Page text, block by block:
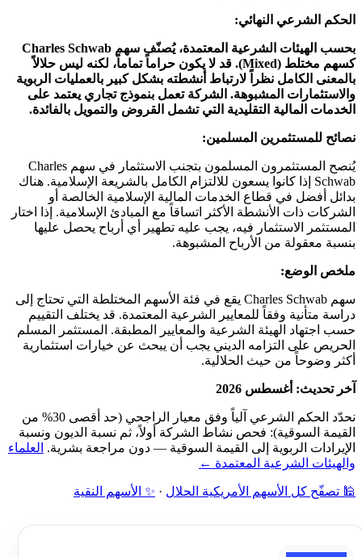
الحكم الشرعي النهائي:
بحسب الهيئات الشرعية المعتمدة، يُصنّف سهم Charles Schwab
كسهم مختلط (Mixed). قد لا يكون حراماً تماماً، لكنه ليس حلالاً
بالمعنى الكامل نظراً لارتباط أنشطته بشكل كبير بالعمليات الربوية
والاستثمارات المشبوهة. الشركة تعمل بنموذج تجاري يعتمد على
الخدمات المالية التقليدية التي تشمل القروض والتمويل بالفائدة.
نصائح للمستثمرين المسلمين:
يُنصح المستثمرون المسلمون بتجنب الاستثمار في سهم Charles
Schwab إذا كانوا يسعون للالتزام الكامل بالشريعة الإسلامية. هناك
بدائل أفضل في قطاع الخدمات المالية الإسلامية الخالصة أو
الشركات ذات الأنشطة الأكثر اتساقاً مع المبادئ الإسلامية. إذا اختار
المستثمر الاستثمار فيه، يجب عليه تطهير أي أرباح يحصل عليها
بنسبة معقولة من الأرباح المشبوهة.
ملخص الوضع:
سهم Charles Schwab يقع في فئة الأسهم المختلطة التي تحتاج إلى
دراسة متأنية وفقاً للمعايير الشرعية المعتمدة. قد يختلف التقييم
حسب اجتهاد الهيئة الشرعية والمعايير المطبقة. المستثمر المسلم
الحريص على التزامه الديني يجب أن يبحث عن خيارات استثمارية
أكثر وضوحاً من حيث الحلالية.
آخر تحديث: أغسطس 2026
نحدّد الحكم الشرعي آلياً وفق معيار الراجحي (حد أقصى 30% من
القيمة السوقية): فحص نشاط الشركة أولاً، ثم نسبة الديون ونسبة
الإيرادات الربوية إلى القيمة السوقية — دون مراجعة بشرية. العلماء
والهيئات الشرعية المعتمدة ←
🕌 تصفّح كل الأسهم الأمريكية الحلال · ✨ الأسهم النقية